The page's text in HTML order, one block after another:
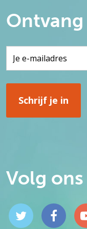
Volg ons